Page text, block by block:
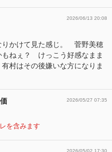
2026/06/13 20:08
りかけて見た感じ。 菅野美穂
もねぇ？ けっこう好感なまま
村はその後嫌いな方になりま
2026/05/27 07:35
を含みます
2026/05/02 17:30